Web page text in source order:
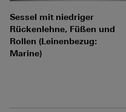
Sessel mit niedriger
Rückenlehne, Füßen und
Rollen (Leinenbezug:
Marine)